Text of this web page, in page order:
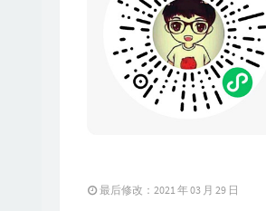
最后修改：2021 年 03 月 29 日